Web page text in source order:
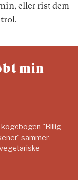
eller rist dem
min
kogebogen "Billig
sammen